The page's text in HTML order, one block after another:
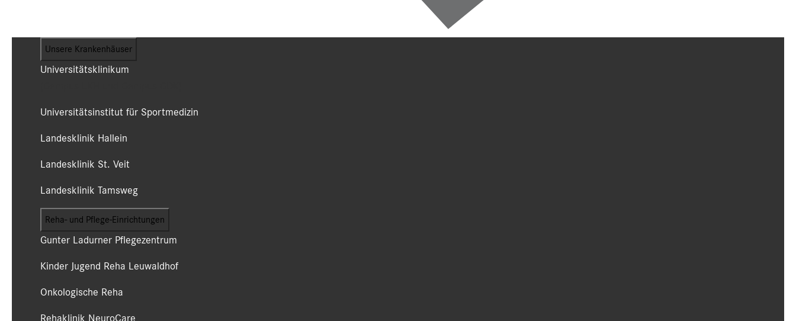
Unsere Krankenhäuser
Universitätsklinikum
Universitätsinstitut für Sportmedizin
Landesklinik Hallein
Landesklinik St. Veit
Landesklinik Tamsweg
Reha- und Pflege-Einrichtungen
Gunter Ladurner Pflegezentrum
Kinder Jugend Reha Leuwaldhof
Onkologische Reha
Rehaklinik NeuroCare